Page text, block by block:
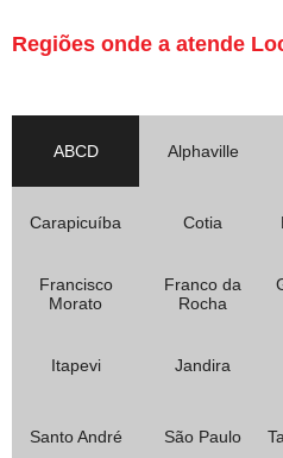
Regiões onde a atende
ABCD Alphaville
Carapicuíba Cotia
Francisco
Morato
Franco da
Rocha
Itapevi Jandira
Santo André São Paulo